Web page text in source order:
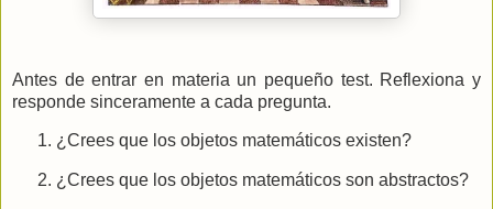
Antes de entrar en materia un pequeño test. Reflexiona y
responde sinceramente a cada pregunta.
¿Crees que los objetos matemáticos existen?
¿Crees que los objetos matemáticos son abstractos?